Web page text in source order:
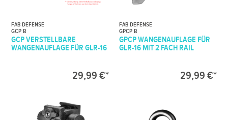
FAB DEFENSE
GCP B
GCP VERSTELLBARE
WANGENAUFLAGE FÜR GLR-16
29,99 €*
FAB DEFENSE
GPCP B
GPCP WANGENAUFLAGE FÜR
GLR-16 MIT 2 FACH RAIL
29,99 €*